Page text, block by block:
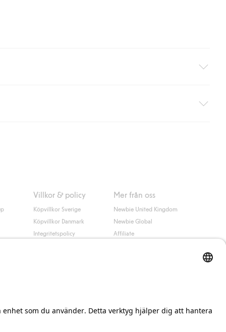
ej hemleverans). Frakten tas bort per automatik efter du
Villkor & policy
Köpvillkor Sverige
Köpvillkor Danmark
Integritetspolicy
Mer från oss
Newbie United Kingdom
Newbie Global
Affiliate